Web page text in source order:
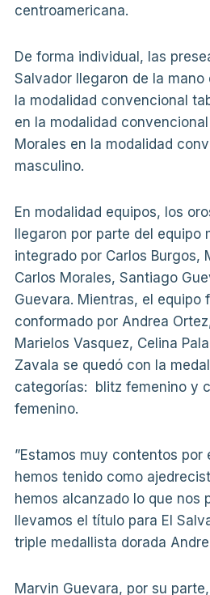
centroamericana.
De forma individual, las
Salvador llegaron de la mano
la modalidad convencional
en la modalidad
Morales en la modalidad
masculino.
En modalidad equipos, los
llegaron por parte del equipo
integrado por Carlos Burgos,
Carlos Morales, Santiago
Guevara. Mientras, el equipo
conformado por Andrea
Marielos Vasquez, Celina
Zavala se quedó con la
categorías: blitz femenino y
femenino.
”Estamos muy contentos por
hemos tenido como
hemos alcanzado lo que nos
llevamos el título para El
triple medallista dorada
Marvin Guevara, por su